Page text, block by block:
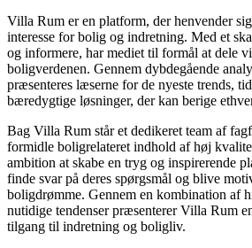
Villa Rum er en platform, der henvender
interesse for bolig og indretning. Med et
og informere, har mediet til formål at dele
boligverdenen. Gennem dybdegående
præsenteres læserne for de nyeste trends,
bæredygtige løsninger, der kan berige
Bag Villa Rum står et dedikeret team af
formidle boligrelateret indhold af høj
ambition at skabe en tryg og inspirerende
finde svar på deres spørgsmål og blive
boligdrømme. Gennem en kombination af
nutidige tendenser præsenterer Villa Rum
tilgang til indretning og boligliv.